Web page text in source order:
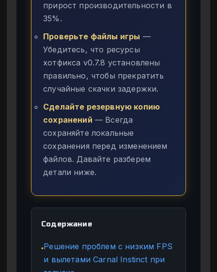
прирост производительности в
35%.
Проверьте файлы игры —
Убедитесь, что ресурсы
хотфикса v0.7.8 установлены
правильно, чтобы прекратить
случайные скачки задержки.
Сделайте резервную копию
сохранений — Всегда
сохраняйте локальные
сохранения перед изменением
файлов. Давайте разберем
детали ниже.
Содержание
●Решение проблем с низким FPS
и вылетами Carnal Instinct при